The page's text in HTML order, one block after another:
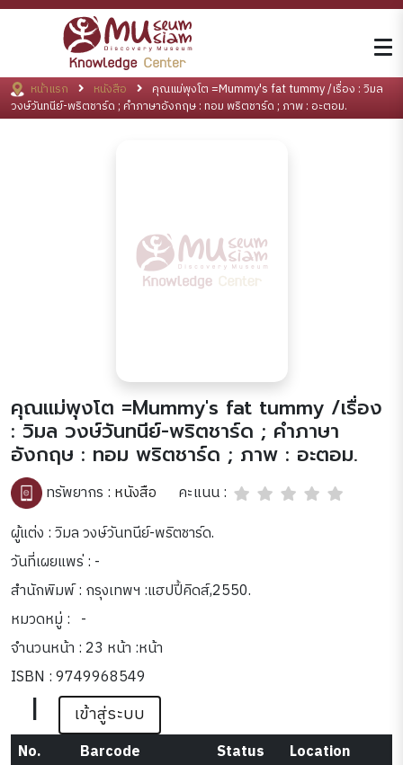
หน้าแรก หนังสือ
คุณแม่พุงโต =Mummy's fat tummy /เรื่อง : วิมล
วงษ์วันทนีย์-พริตชาร์ด ; คำภาษาอังกฤษ : ทอม พริตชาร์ด ; ภาพ : อะตอม.
คุณแม่พุงโต =Mummy's fat tummy /เรื่อง
: วิมล วงษ์วันทนีย์-พริตชาร์ด ; คำภาษา
อังกฤษ : ทอม พริตชาร์ด ; ภาพ : อะตอม.
ทรัพยากร : หนังสือ
คะแนน :
ผู้แต่ง : วิมล วงษ์วันทนีย์-พริตชาร์ด.
วันที่เผยแพร่ : -
สำนักพิมพ์ : กรุงเทพฯ :แฮปปี้คิดส์,2550.
หมวดหมู่ : -
จำนวนหน้า : 23 หน้า :หน้า
ISBN : 9749968549
| เข้าสู่ระบบ
No. Barcode Status
Location